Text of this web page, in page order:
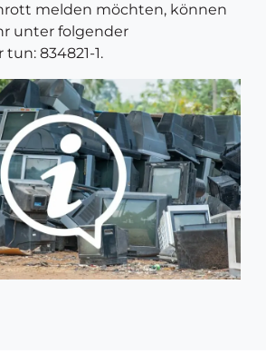
melden möchten, können
unter folgender
834821-1.